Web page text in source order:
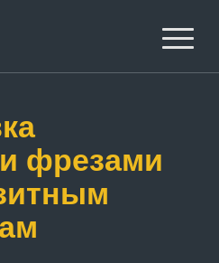
фрезами